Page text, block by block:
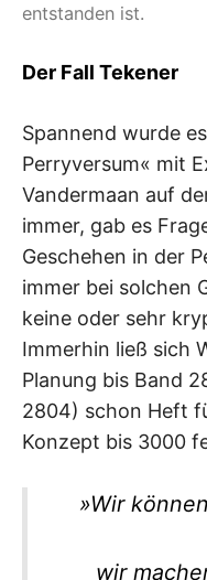
entstanden ist.
Der Fall Tekener
Spannend wurde
Perryversum« mit
Vandermaan auf
immer, gab es
Geschehen in der
immer bei solchen
keine oder sehr
Immerhin ließ sich
Planung bis Band
2804) schon Heft
Konzept bis 3000
»Wir
wir